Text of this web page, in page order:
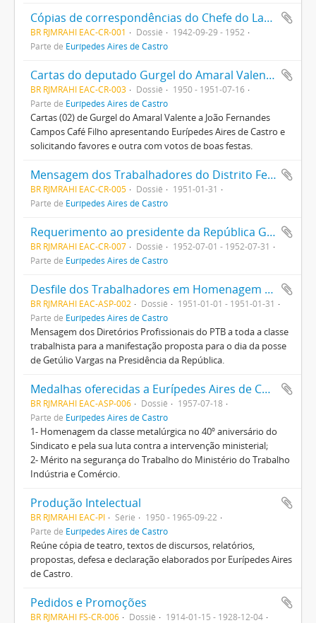
Cópias de correspondências do Chefe do Laboratório de Pesquisas e de metalúrgicos do STIMMMERJ
BR RJMRAHI EAC-CR-001 Dossiê
1942-09-29 - 1952
Parte de Eurípedes Aires de Castro
Cartas do deputado Gurgel do Amaral Valente ao vice-presidente João Fernandes Campos Café Filho
BR RJMRAHI EAC-CR-003 Dossiê
1950 - 1951-07-16
Parte de Eurípedes Aires de Castro
Cartas (02) de Gurgel do Amaral Valente a João Fernandes
Campos Café Filho apresentando Eurípedes Aires de Castro e
solicitando favores e outra com votos de boas festas.
Mensagem dos Trabalhadores do Distrito Federal ao Presidente Getúlio Vargas, manifestando apoio ao seu governo
BR RJMRAHI EAC-CR-005 Dossiê
1951-01-31
Parte de Eurípedes Aires de Castro
Requerimento ao presidente da República Getúlio Vargas pedindo realização de eleições livres no Sindicato dos Trabalhadores nas Indústrias Metalúrgica, Mecânica e de Material Elétrico do Rio de Janeiro
BR RJMRAHI EAC-CR-007 Dossiê
1952-07-01 - 1952-07-31
Parte de Eurípedes Aires de Castro
Desfile dos Trabalhadores em Homenagem a Getúlio Vargas
BR RJMRAHI EAC-ASP-002 Dossiê
1951-01-01 - 1951-01-31
Parte de Eurípedes Aires de Castro
Mensagem dos Diretórios Profissionais do PTB a toda a classe
trabalhista para a manifestação proposta para o dia da posse
de Getúlio Vargas na Presidência da República.
Medalhas oferecidas a Eurípedes Aires de Castro
BR RJMRAHI EAC-ASP-006 Dossiê
1957-07-18
Parte de Eurípedes Aires de Castro
1- Homenagem da classe metalúrgica no 40º aniversário do
Sindicato e pela sua luta contra a intervenção ministerial;
2- Mérito na segurança do Trabalho do Ministério do Trabalho
Indústria e Comércio.
Produção Intelectual
BR RJMRAHI EAC-PI Série
1950 - 1965-09-22
Parte de Eurípedes Aires de Castro
Reúne cópia de teatro, textos de discursos, relatórios,
propostas, defesa e declaração elaborados por Eurípedes Aires
de Castro.
Pedidos e Promoções
BR RJMRAHI FS-CR-006 Dossiê
1914-01-15 - 1928-12-04